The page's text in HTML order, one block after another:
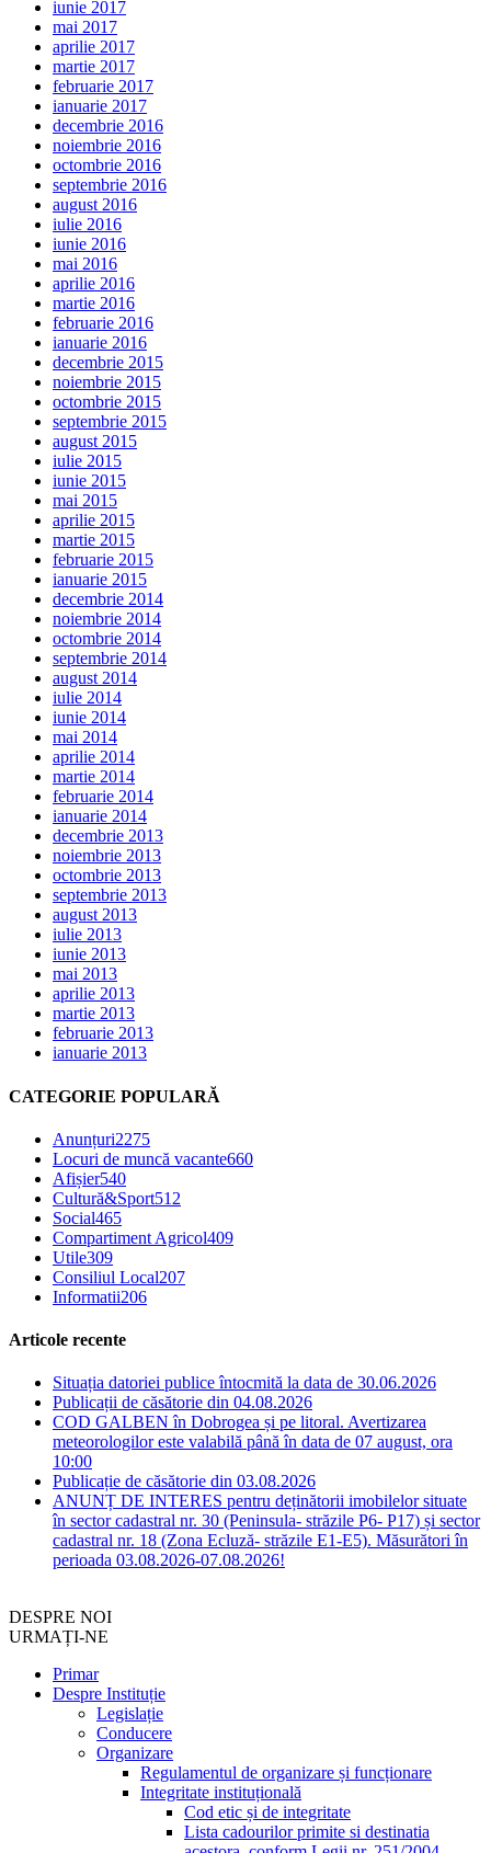
iunie 2017
mai 2017
aprilie 2017
martie 2017
februarie 2017
ianuarie 2017
decembrie 2016
noiembrie 2016
octombrie 2016
septembrie 2016
august 2016
iulie 2016
iunie 2016
mai 2016
aprilie 2016
martie 2016
februarie 2016
ianuarie 2016
decembrie 2015
noiembrie 2015
octombrie 2015
septembrie 2015
august 2015
iulie 2015
iunie 2015
mai 2015
aprilie 2015
martie 2015
februarie 2015
ianuarie 2015
decembrie 2014
noiembrie 2014
octombrie 2014
septembrie 2014
august 2014
iulie 2014
iunie 2014
mai 2014
aprilie 2014
martie 2014
februarie 2014
ianuarie 2014
decembrie 2013
noiembrie 2013
octombrie 2013
septembrie 2013
august 2013
iulie 2013
iunie 2013
mai 2013
aprilie 2013
martie 2013
februarie 2013
ianuarie 2013
CATEGORIE POPULARĂ
Anunțuri2275
Locuri de muncă vacante660
Afișier540
Cultură&Sport512
Social465
Compartiment Agricol409
Utile309
Consiliul Local207
Informatii206
Articole recente
Situația datoriei publice întocmită la data de 30.06.2026
Publicații de căsătorie din 04.08.2026
COD GALBEN în Dobrogea și pe litoral. Avertizarea
meteorologilor este valabilă până în data de 07 august, ora
10:00
Publicație de căsătorie din 03.08.2026
ANUNȚ DE INTERES pentru deținătorii imobilelor situate
în sector cadastral nr. 30 (Peninsula- străzile P6- P17) și sector
cadastral nr. 18 (Zona Ecluză- străzile E1-E5). Măsurători în
perioada 03.08.2026-07.08.2026!
DESPRE NOI
URMAȚI-NE
Primar
Despre Instituție
Legislație
Conducere
Organizare
Regulamentul de organizare și funcționare
Integritate instituțională
Cod etic și de integritate
Lista cadourilor primite si destinatia